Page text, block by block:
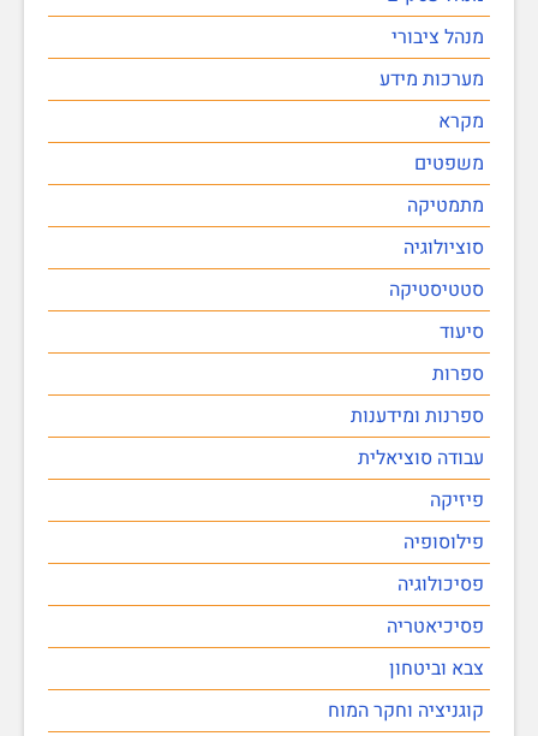
מנהל ציבורי
מערכות מידע
מקרא
משפטים
מתמטיקה
סוציולוגיה
סטטיסטיקה
סיעוד
ספרות
ספרנות ומידענות
עבודה סוציאלית
פיזיקה
פילוסופיה
פסיכולוגיה
פסיכיאטריה
צבא וביטחון
קוגניציה וחקר המוח